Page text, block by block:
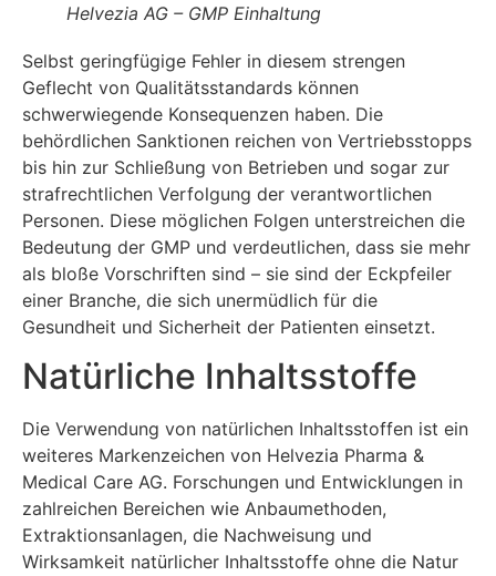
Helvezia AG – GMP Einhaltung
Selbst geringfügige Fehler in diesem strengen
Geflecht von Qualitätsstandards können
schwerwiegende Konsequenzen haben. Die
behördlichen Sanktionen reichen von Vertriebsstopps
bis hin zur Schließung von Betrieben und sogar zur
strafrechtlichen Verfolgung der verantwortlichen
Personen. Diese möglichen Folgen unterstreichen die
Bedeutung der GMP und verdeutlichen, dass sie mehr
als bloße Vorschriften sind – sie sind der Eckpfeiler
einer Branche, die sich unermüdlich für die
Gesundheit und Sicherheit der Patienten einsetzt.
Natürliche Inhaltsstoffe
Die Verwendung von natürlichen Inhaltsstoffen ist ein
weiteres Markenzeichen von Helvezia Pharma &
Medical Care AG. Forschungen und Entwicklungen in
zahlreichen Bereichen wie Anbaumethoden,
Extraktionsanlagen, die Nachweisung und
Wirksamkeit natürlicher Inhaltsstoffe ohne die Natur